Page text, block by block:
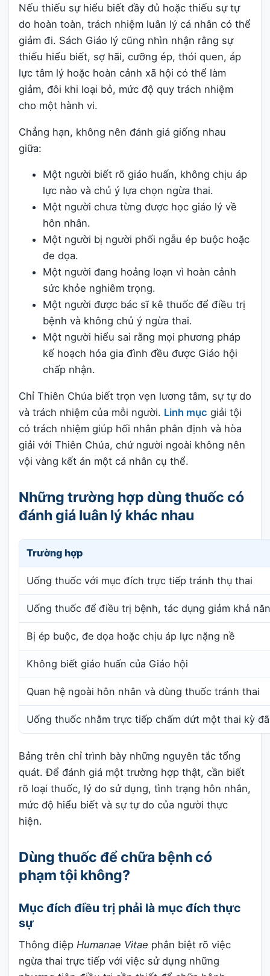
Nếu thiếu sự hiểu biết đầy đủ hoặc thiếu sự tự
do hoàn toàn, trách nhiệm luân lý cá nhân có thể
giảm đi. Sách Giáo lý cũng nhìn nhận rằng sự
thiếu hiểu biết, sợ hãi, cưỡng ép, thói quen, áp
lực tâm lý hoặc hoàn cảnh xã hội có thể làm
giảm, đôi khi loại bỏ, mức độ quy trách nhiệm
cho một hành vi.
Chẳng hạn, không nên đánh giá giống nhau
giữa:
Một người biết rõ giáo huấn, không chịu áp
lực nào và chủ ý lựa chọn ngừa thai.
Một người chưa từng được học giáo lý về
hôn nhân.
Một người bị người phối ngẫu ép buộc hoặc
đe dọa.
Một người đang hoảng loạn vì hoàn cảnh
sức khỏe nghiêm trọng.
Một người được bác sĩ kê thuốc để điều trị
bệnh và không chủ ý ngừa thai.
Một người hiểu sai rằng mọi phương pháp
kế hoạch hóa gia đình đều được Giáo hội
chấp nhận.
Chỉ Thiên Chúa biết trọn vẹn lương tâm, sự tự do
và trách nhiệm của mỗi người. Linh mục giải tội
có trách nhiệm giúp hối nhân phân định và hòa
giải với Thiên Chúa, chứ người ngoài không nên
vội vàng kết án một cá nhân cụ thể.
Những trường hợp dùng thuốc có
đánh giá luân lý khác nhau
Trường hợp
Uống thuốc với mục đích trực tiếp tránh thụ thai
Uống thuốc để điều trị bệnh, tác dụng giảm khả
Bị ép buộc, đe dọa hoặc chịu áp lực nặng nề
Không biết giáo huấn của Giáo hội
Quan hệ ngoài hôn nhân và dùng thuốc tránh thai
Uống thuốc nhằm trực tiếp chấm dứt một thai kỳ
Bảng trên chỉ trình bày những nguyên tắc tổng
quát. Để đánh giá một trường hợp thật, cần biết
rõ loại thuốc, lý do sử dụng, tình trạng hôn nhân,
mức độ hiểu biết và sự tự do của người thực
hiện.
Dùng thuốc để chữa bệnh có
phạm tội không?
Mục đích điều trị phải là mục đích thực
sự
Thông điệp Humanae Vitae phân biệt rõ việc
ngừa thai trực tiếp với việc sử dụng những